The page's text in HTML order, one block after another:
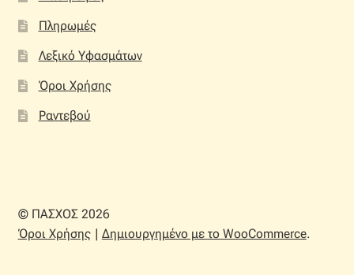
Πληρωμές
Λεξικό Υφασμάτων
Όροι Χρήσης
Ραντεβού
© ΠΑΣΧΟΣ 2026
Όροι Χρήσης
Δημιουργημένο με το WooCommerce.